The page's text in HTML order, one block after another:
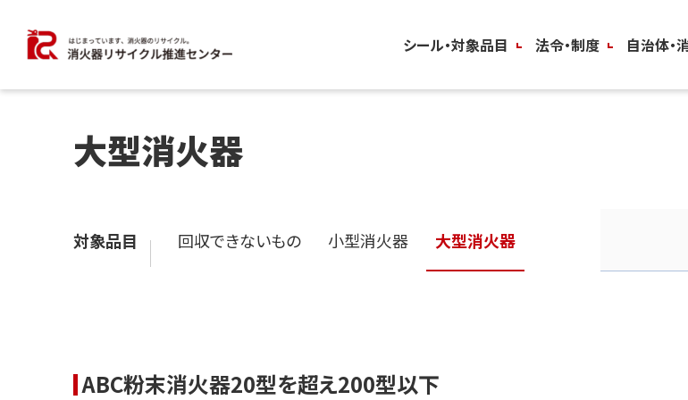
シール・対象品目 法令・制度 自治体・
大型消火器
対象品目 回収できないもの 小型消火器 大型消火器
ABC粉末消火器20型を超え200型以下